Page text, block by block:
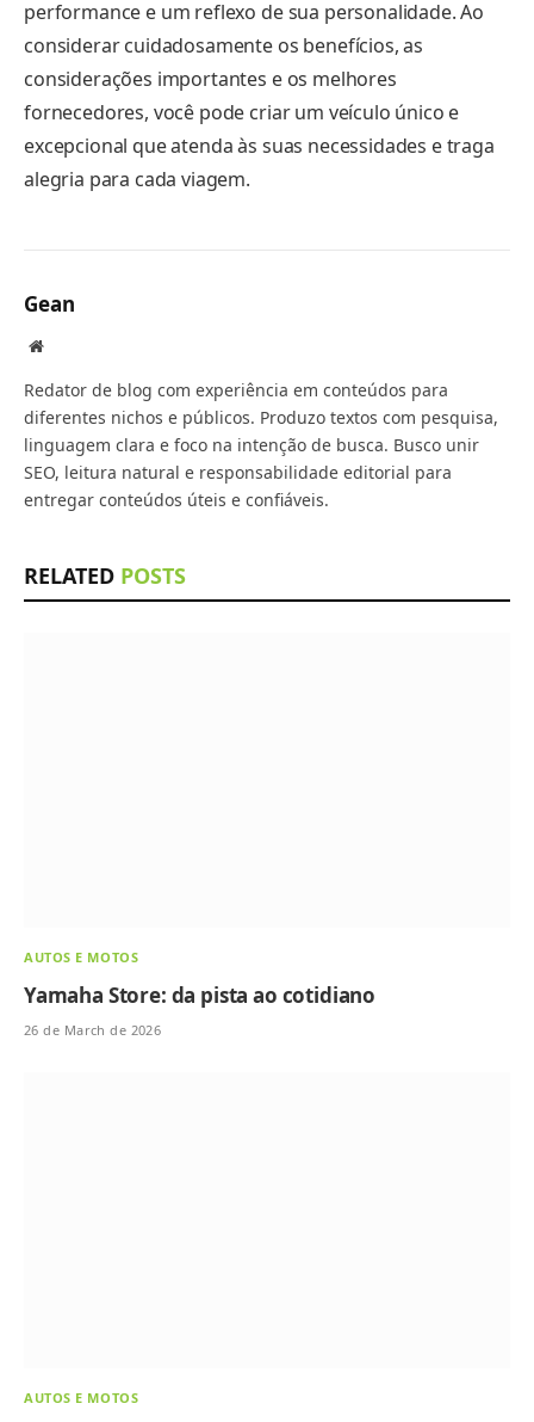
performance e um reflexo de sua personalidade. Ao
considerar cuidadosamente os benefícios, as
considerações importantes e os melhores
fornecedores, você pode criar um veículo único e
excepcional que atenda às suas necessidades e traga
alegria para cada viagem.
Gean
Website
Redator de blog com experiência em conteúdos para
diferentes nichos e públicos. Produzo textos com pesquisa,
linguagem clara e foco na intenção de busca. Busco unir
SEO, leitura natural e responsabilidade editorial para
entregar conteúdos úteis e confiáveis.
RELATED POSTS
AUTOS E MOTOS
Yamaha Store: da pista ao cotidiano
26 de March de 2026
AUTOS E MOTOS